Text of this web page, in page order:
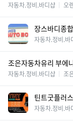
자동차.정비.바디샵 오
장스바디종
자동차.정비.바
조은자동차유리 부에
자동차.정비.바디샵 조
틴트굿플러
자동차.정비.바